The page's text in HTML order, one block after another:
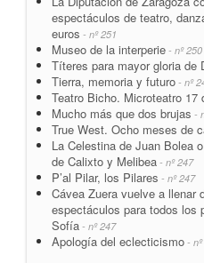
espectáculos de teatro,
euros - nº 251
Museo de la interperie - nº 250
Títeres para mayor gloria de
Tierra, memoria y futuro - nº
Teatro Bicho. Microteatro 17
Mucho más que dos brujas -
True West. Ocho meses de
La Celestina de Juan Bolea
de Calixto y Melibea - nº 247
P’al Pilar, los Pilares - nº 247
Cávea Zuera vuelve a llenar
espectáculos para todos los
Sofía - nº 247
Apología del eclecticismo -